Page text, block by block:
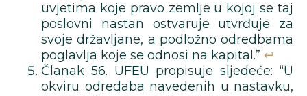
uvjetima koje pravo zemlje u kojoj se taj
poslovni nastan ostvaruje utvrđuje za
svoje državljane, a podložno odredbama
poglavlja koje se odnosi na kapital.” ↩︎
Članak 56. UFEU propisuje sljedeće: “U
okviru odredaba navedenih u nastavku,